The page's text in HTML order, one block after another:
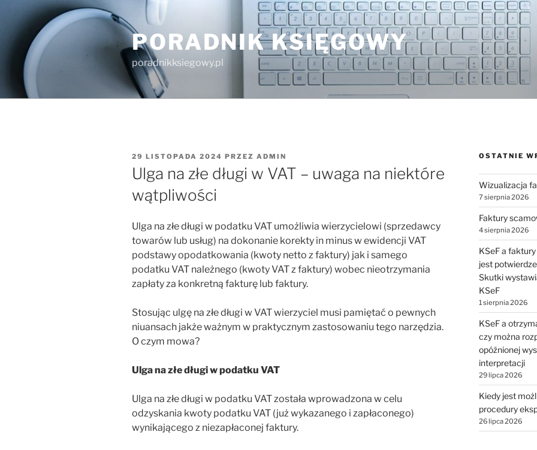
Przejdź
treści
PORADNIK KSIĘGOWY
poradnikksiegowy.pl
OPUBLIKOWANE
W
29 LISTOPADA 2024 PRZEZ ADMIN
Ulga na złe długi w VAT – uwaga na niektóre
wątpliwości
Ulga na złe długi w podatku VAT umożliwia wierzycielowi (sprzedawcy
towarów lub usług) na dokonanie korekty in minus w ewidencji VAT
podstawy opodatkowania (kwoty netto z faktury) jak i samego
podatku VAT należnego (kwoty VAT z faktury) wobec nieotrzymania
zapłaty za konkretną fakturę lub faktury.
Stosując ulgę na złe długi w VAT wierzyciel musi pamiętać o pewnych
niuansach jakże ważnym w praktycznym zastosowaniu tego narzędzia.
O czym mowa?
Ulga na złe długi w podatku VAT
Ulga na złe długi w podatku VAT została wprowadzona w celu
odzyskania kwoty podatku VAT (już wykazanego i zapłaconego)
wynikającego z niezapłaconej faktury.
OSTATNIE
Wizualizacja
7 sierpnia 2026
Faktury
4 sierpnia 2026
KSeF a
jest
Skutki
KSeF
1 sierpnia 2026
KSeF a
czy można
opóźnionej
interpretacji
29 lipca 2026
Kiedy jest
procedury
26 lipca 2026